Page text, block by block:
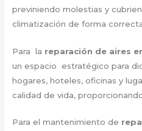
previniendo molestias y
climatización de forma
Para la reparación de aires
un espacio estratégico para
hogares, hoteles, oficinas y
calidad de vida,
Para el mantenimiento de